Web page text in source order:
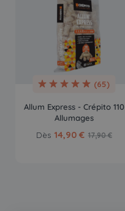
(65)
Allum Express - Crépito 110
Allumages
Dès 14,90 € 17,90 €